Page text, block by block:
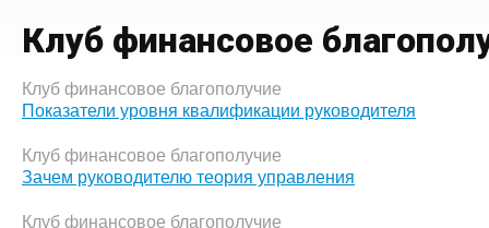
Клуб финансовое
Клуб финансовое благополучие
Показатели уровня квалификации руководителя
Клуб финансовое благополучие
Зачем руководителю теория управления
Клуб финансовое благополучие